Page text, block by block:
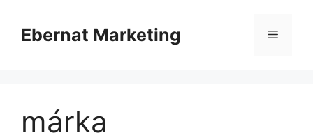
tartalomba
Ebernat Marketing Menü
márka